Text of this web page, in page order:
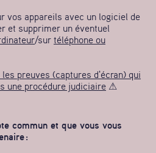
vos appareils avec un logiciel de
et supprimer un éventuel
/sur téléphone ou
preuves (captures d'écran) qui
une procédure judiciaire ⚠
commun et que vous vous
: